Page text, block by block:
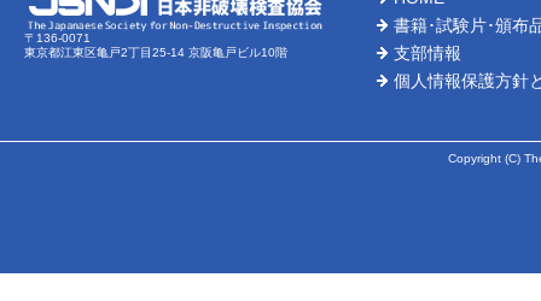
〒136-0071
東京都江東区亀戸2丁目25-14 京阪亀戸ビル10階
書籍･試験片･頒布
支部情報
個人情報保護方針
Copyright (C)